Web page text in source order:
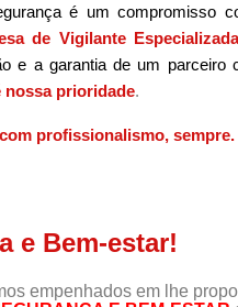
é um compromisso
de Vigilante
e a garantia de um parceiro
nossa prioridade.
profissionalismo, sempre.
e Bem-estar!
empenhados em lhe